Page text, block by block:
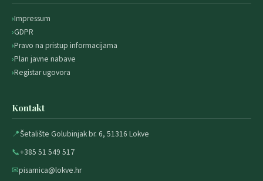
Impressum
GDPR
Pravo na pristup informacijama
Plan javne nabave
Registar ugovora
Kontakt
📍Šetalište Golubinjak br. 6, 51316 Lokve
📞+385 51 549 517
✉pisarnica@lokve.hr